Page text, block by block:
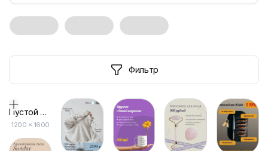
Фильтр
Пустой дизайн-макет
1200 × 1600